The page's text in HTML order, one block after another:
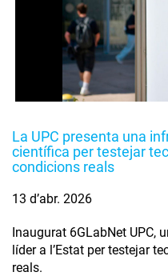
La UPC presenta una
científica per testejar
condicions reals
13 d’abr. 2026
Inaugurat 6GLabNet UPC,
líder a l’Estat per testejar
reals.